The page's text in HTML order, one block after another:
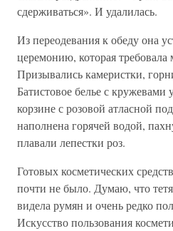
сдерживаться». И удалилась.
Из переодевания к обеду она
церемонию, которая
Призывались камеристки,
Батистовое белье с кружевами
корзине с розовой атласной
наполнена горячей водой,
плавали лепестки роз.
Готовых косметических
почти не было. Думаю, что
видела румян и очень редко
Искусство пользования